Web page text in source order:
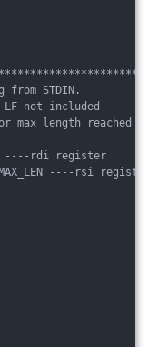
STDIN.
not included
length reached
----rdi register
----rsi register